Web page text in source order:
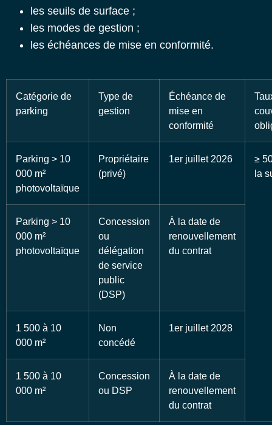
les seuils de surface ;
les modes de gestion ;
les échéances de mise en conformité.
Catégorie de
parking
Type de
gestion
Échéance de
mise en
conformité
Parking > 10
000 m²
photovoltaïque
Propriétaire
(privé)
1er juillet 2026
≥
la
Parking > 10
000 m²
photovoltaïque
Concession
ou
délégation
de service
public
(DSP)
À la date de
renouvellement
du contrat
1 500 à 10
000 m²
Non
concédé
1er juillet 2028
1 500 à 10
000 m²
Concession
ou DSP
À la date de
renouvellement
du contrat